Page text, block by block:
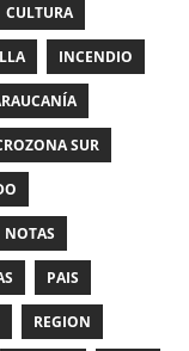
CULTURA
INCENDIO
SUR
NOTAS
PAIS
REGION